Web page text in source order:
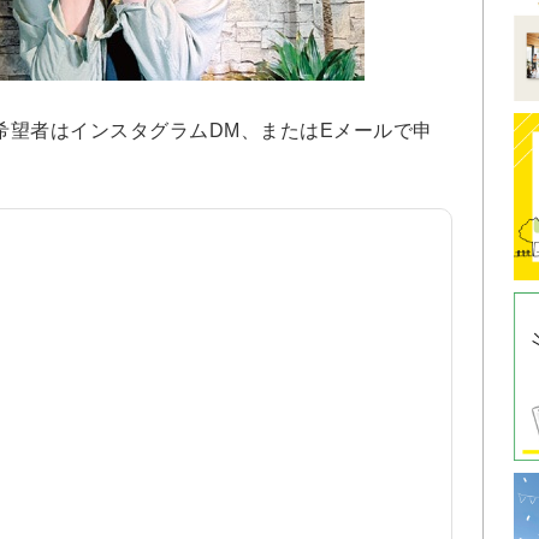
者はインスタグラムDM、またはEメールで申